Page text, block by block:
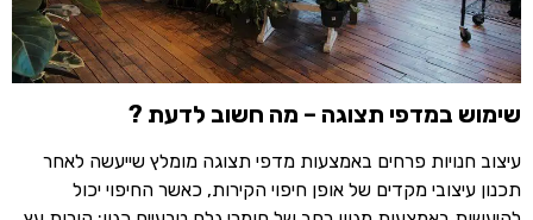
שימוש במדפי תצוגה – מה חשוב לדעת ?
עיצוב חנויות פרחים באמצעות מדפי תצוגה מומלץ שייעשה לאחר
תכנון עיצובי מקדים של אופן חיפוי הקירות, כאשר החיפוי יכול